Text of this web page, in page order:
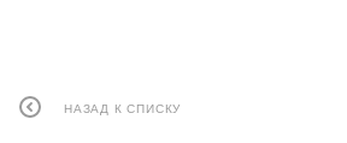
НАЗАД К СПИСКУ